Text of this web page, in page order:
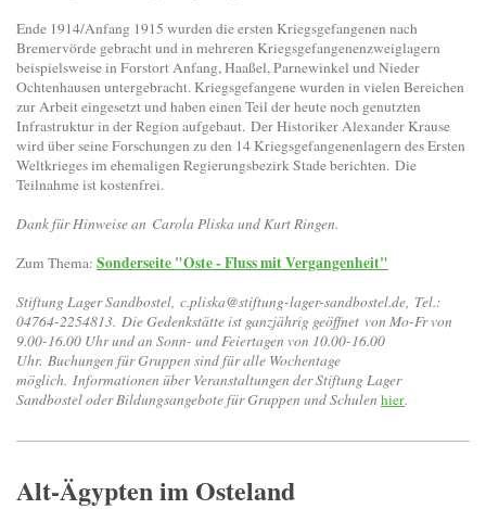
Ende 1914/Anfang 1915 wurden die ersten Kriegsgefangenen nach
Bremervörde gebracht und in mehreren Kriegs­gefangenenzweiglagern
beispielsweise in Forstort Anfang, Haaßel, Parnewinkel und Nieder
Ochtenhausen unter­gebracht. Kriegsgefangene wurden in vielen Bereichen
zur Arbeit ein­gesetzt und haben einen Teil der heute noch genutzten
Infrastruk­tur in der Region aufgebaut. Der Historiker Alexander Krause
wird über seine Forschungen zu den 14 Kriegsgefangenen­lagern des Ersten
Weltkrieges im ehemaligen Regierungsbezirk Stade berichten. Die
Teilnahme ist kostenfrei.
Dank für Hinweise an Carola Pliska und Kurt Ringen.
Zum Thema: Sonderseite "Oste - Fluss mit Vergangenheit"
Stiftung Lager Sandbostel, c.pliska@stiftung-lager-sandbostel.de, Tel.:
04764-2254813. Die Gedenkstätte ist ganzjährig geöffnet von Mo-Fr von
9.00-16.00 Uhr und an Sonn- und Feiertagen von 10.00-16.00
Uhr. Buchungen für Gruppen sind für alle Wochentage
möglich. Informationen über Veranstaltungen der Stiftung Lager
Sandbostel oder Bildungsangebote für Gruppen und Schulen hier.
Alt-Ägypten im Osteland